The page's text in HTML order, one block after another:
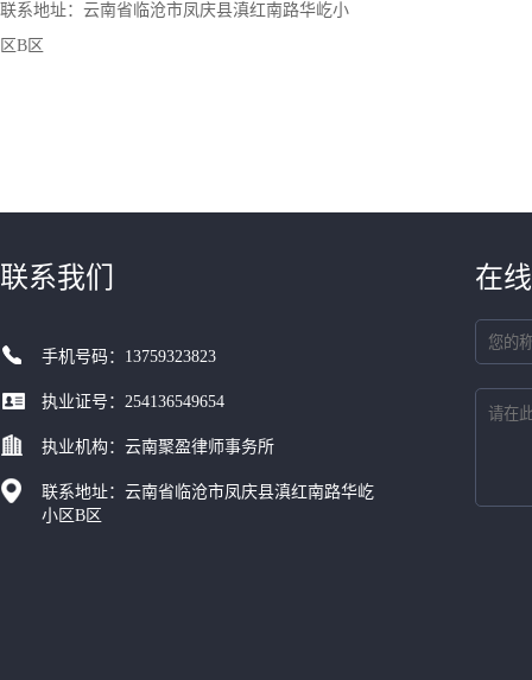
联系地址：云南省临沧市凤庆县滇红南路华屹小
区B区
联系我们
手机号码：13759323823
执业证号：254136549654
执业机构：云南聚盈律师事务所
联系地址：云南省临沧市凤庆县滇红南路华屹
小区B区
在